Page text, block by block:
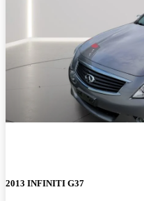
2013 INFINITI G37